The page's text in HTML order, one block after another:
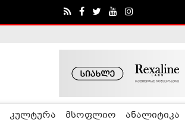
კულტურა მსოფლიო ანალიტიკა